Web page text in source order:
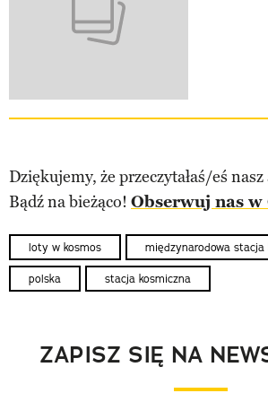
Dziękujemy, że przeczytałaś/eś
Bądź na bieżąco! Obserwuj nas w
loty w kosmos międzynarodowa stacja
polska stacja kosmiczna
ZAPISZ SIĘ NA